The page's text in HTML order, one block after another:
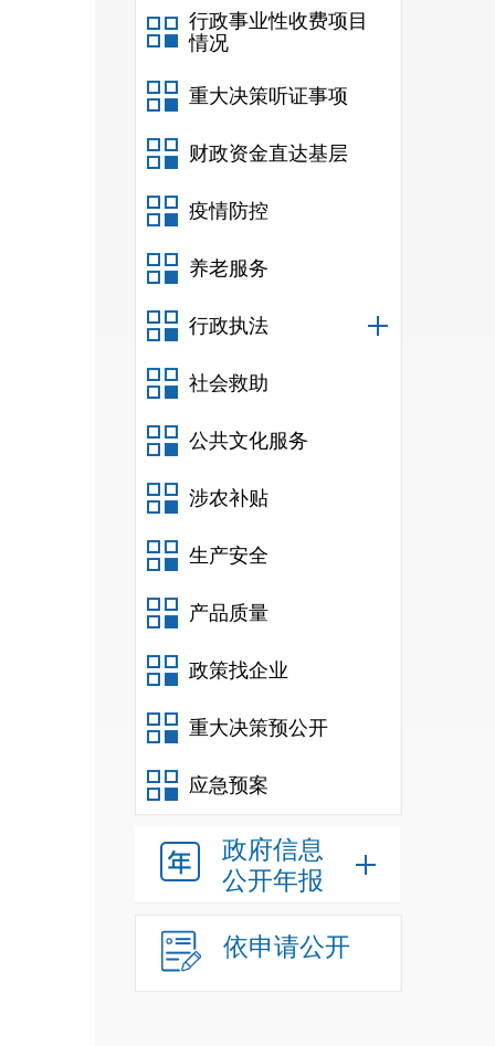
行政事业性收费项目
情况
重大决策听证事项
财政资金直达基层
疫情防控
养老服务
行政执法
社会救助
公共文化服务
涉农补贴
生产安全
产品质量
政策找企业
重大决策预公开
应急预案
政府信息
公开年报
依申请公开